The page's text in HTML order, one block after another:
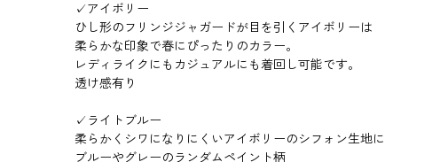
✓アイボリー
ひし形のフリンジジャガードが目を引くアイボリーは
柔らかな印象で春にぴったりのカラー。
レディライクにもカジュアルにも着回し可能です。
透け感有り
✓ライトブルー
柔らかくシワになりにくいアイボリーのシフォン生地に
ブルーやグレーのランダムペイント柄